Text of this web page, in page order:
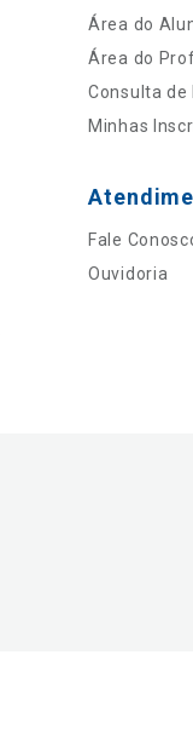
Área do
Área do
Consulta de
Minhas
Fale
Ouvidoria